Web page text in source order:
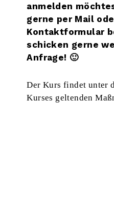
anmelden
gerne per Mail
Kontaktformular
schicken gerne
Anfrage! 🙂
Der Kurs findet unter
Kurses geltenden